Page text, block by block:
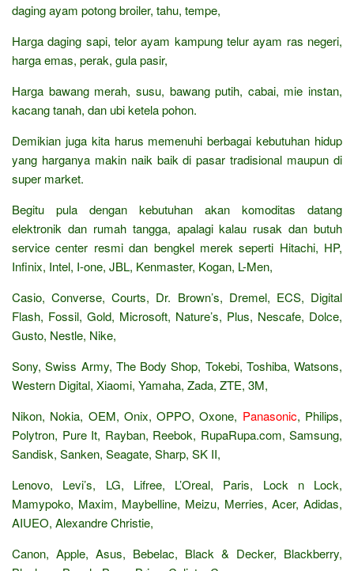
daging ayam potong broiler, tahu, tempe,
Harga daging sapi, telor ayam kampung telur ayam ras negeri,
harga emas, perak, gula pasir,
Harga bawang merah, susu, bawang putih, cabai, mie instan,
kacang tanah, dan ubi ketela pohon.
Demikian juga kita harus memenuhi berbagai kebutuhan hidup
yang harganya makin naik baik di pasar tradisional maupun di
super market.
Begitu pula dengan kebutuhan akan komoditas datang
elektronik dan rumah tangga, apalagi kalau rusak dan butuh
service center resmi dan bengkel merek seperti Hitachi, HP,
Infinix, Intel, I-one, JBL, Kenmaster, Kogan, L-Men,
Casio, Converse, Courts, Dr. Brown’s, Dremel, ECS, Digital
Flash, Fossil, Gold, Microsoft, Nature’s, Plus, Nescafe, Dolce,
Gusto, Nestle, Nike,
Sony, Swiss Army, The Body Shop, Tokebi, Toshiba, Watsons,
Western Digital, Xiaomi, Yamaha, Zada, ZTE, 3M,
Nikon, Nokia, OEM, Onix, OPPO, Oxone, Panasonic, Philips,
Polytron, Pure It, Rayban, Reebok, RupaRupa.com, Samsung,
Sandisk, Sanken, Seagate, Sharp, SK II,
Lenovo, Levi’s, LG, Lifree, L’Oreal, Paris, Lock n Lock,
Mamypoko, Maxim, Maybelline, Meizu, Merries, Acer, Adidas,
AIUEO, Alexandre Christie,
Canon, Apple, Asus, Bebelac, Black & Decker, Blackberry,